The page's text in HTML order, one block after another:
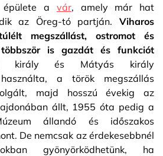
épülete a vár, amely már hat
az Öreg-tó partján. Viharos
megszállást, ostromot és
is gazdát és funkciót
király és Mátyás király
használta, a török megszállás
majd hosszú évekig az
állt, 1955 óta pedig a
állandó és időszakos
De nemcsak az érdekesebbnél
gyönyörködhetünk, ha